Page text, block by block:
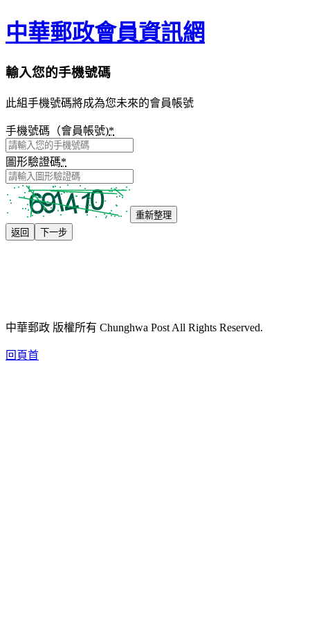
中華郵政會員資訊網
輸入您的手機號碼
此組手機號碼將成為您未來的會員帳號
手機號碼（會員帳號)*
圖形驗證碼*
重新整理
返回
下一步
中華郵政 版權所有 Chunghwa Post All Rights Reserved.
回頁首